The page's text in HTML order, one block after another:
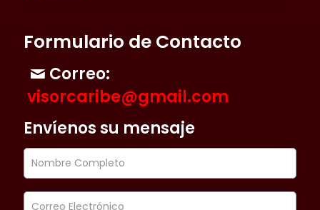
Formulario de Contacto
Correo:
visorcaribe@gmail.com
Envíenos su mensaje